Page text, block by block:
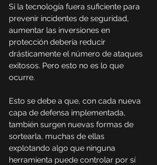
Si la tecnología fuera suficiente para
prevenir incidentes de seguridad,
aumentar las inversiones en
protección debería reducir
drásticamente el número de ataques
exitosos. Pero esto no es lo que
ocurre.
Esto se debe a que, con cada nueva
capa de defensa implementada,
también surgen nuevas formas de
sortearla, muchas de ellas
explotando algo que ninguna
herramienta puede controlar por sí